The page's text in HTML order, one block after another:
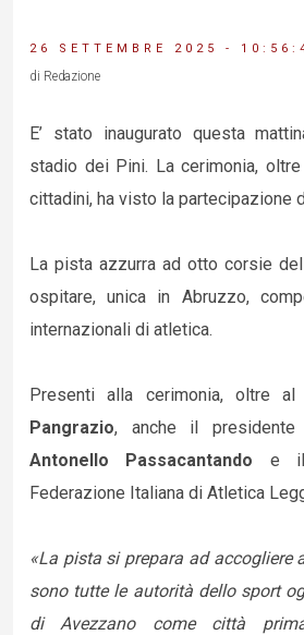
26 SETTEMBRE 2025 -
di Redazione
E’ stato inaugurato questa
stadio dei Pini. La cerimonia,
cittadini, ha visto la partecipazione
La pista azzurra ad otto corsie
ospitare, unica in Abruzzo,
internazionali di atletica.
Presenti alla cerimonia, oltre al
Pangrazio, anche il presidente
Antonello Passacantando e il
Federazione Italiana di Atletica
«La pista si prepara ad accogliere
sono tutte le autorità dello sport
di Avezzano come città